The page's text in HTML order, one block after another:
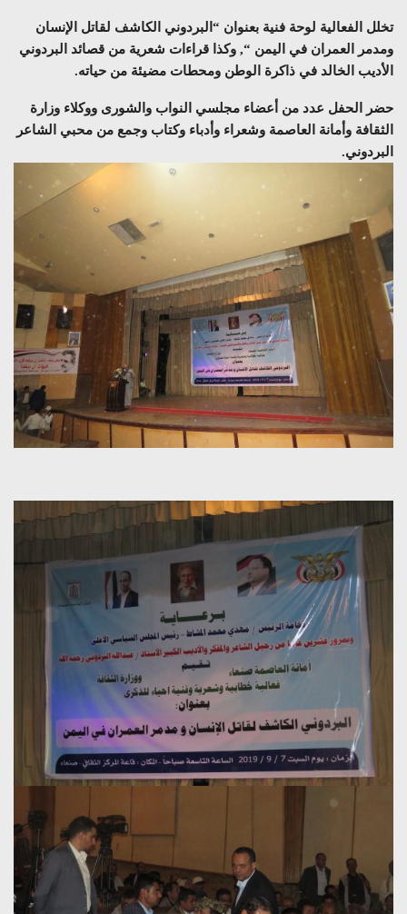
تخلل الفعالية لوحة فنية بعنوان “البردوني الكاشف لقاتل الإنسان
ومدمر العمران في اليمن “, وكذا قراءات شعرية من قصائد البردوني
الأديب الخالد في ذاكرة الوطن ومحطات مضيئة من حياته.
حضر الحفل عدد من أعضاء مجلسي النواب والشورى ووكلاء وزارة
الثقافة وأمانة العاصمة وشعراء وأدباء وكتاب وجمع من محبي الشاعر
البردوني.